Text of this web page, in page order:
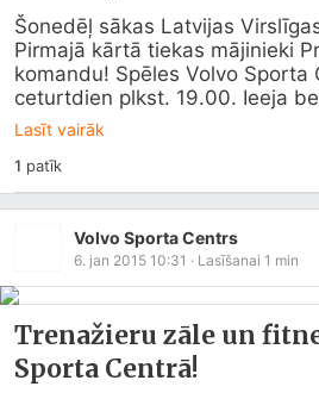
Šonedēļ sākas Latvijas
Pirmajā kārtā tiekas mājinieki
komandu! Spēles Volvo Sporta
ceturtdien plkst. 19.00. Ieeja
Lasīt vairāk
1 patīk
Volvo Sporta Centrs
6. jan 2015 10:31 · Lasīšanai 1 min
Trenažieru zāle un
Sporta Centrā!